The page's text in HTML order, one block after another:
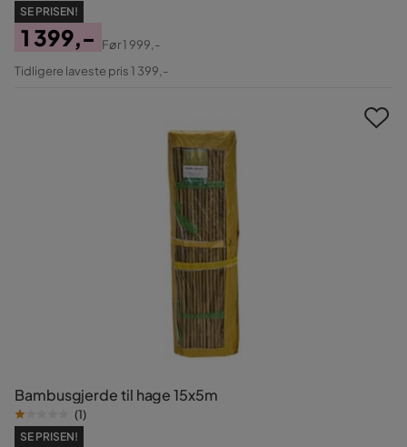
SE PRISEN!
Pris
1 399,-
Original
Før1 999,-
Tidligere laveste pris 1 399,-
Bambusgjerde til hage 15x5m
(1)
SE PRISEN!